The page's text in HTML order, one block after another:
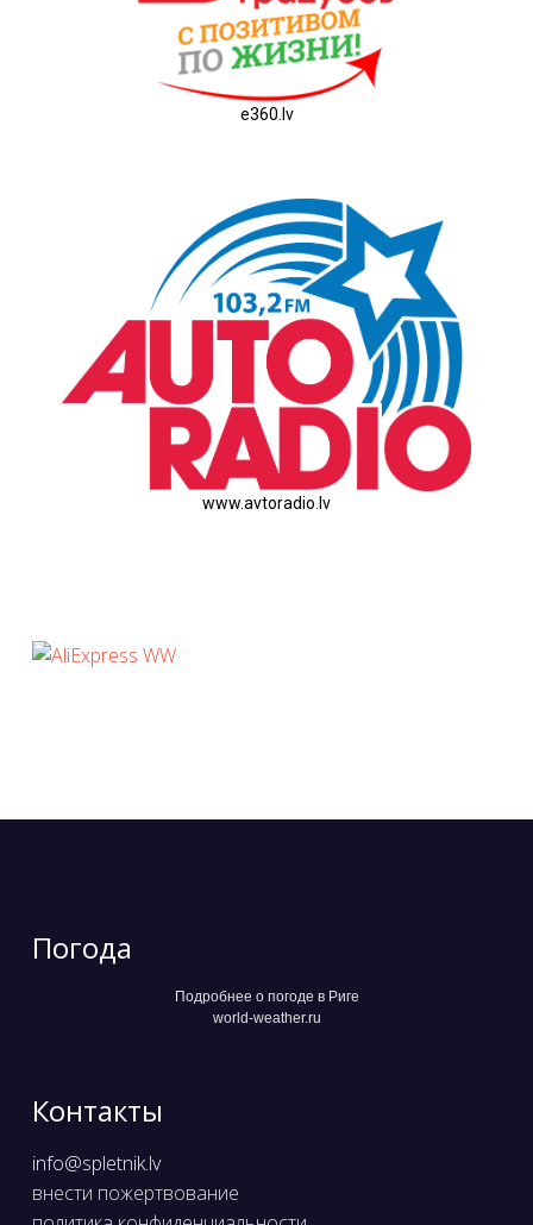
e360.lv
www.avtoradio.lv
Погода
Подробнее о погоде в Риге
world-weather.ru
Контакты
info@spletnik.lv
внести пожертвование